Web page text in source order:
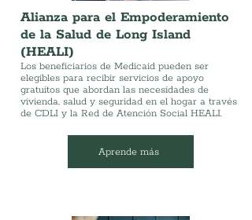
Alianza para el Empoderamiento
de la Salud de Long Island
(HEALI)
Los beneficiarios de Medicaid pueden ser
elegibles para recibir servicios de apoyo
gratuitos que abordan las necesidades de
vivienda, salud y seguridad en el hogar a través
de CDLI y la Red de Atención Social HEALI.
Aprende más